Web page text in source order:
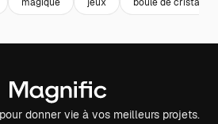
donner vie à vos meilleurs projets.